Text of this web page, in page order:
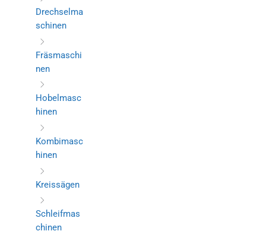
Drechselma
schinen
Fräsmaschi
nen
Hobelmasc
hinen
Kombimasc
hinen
Kreissägen
Schleifmas
chinen